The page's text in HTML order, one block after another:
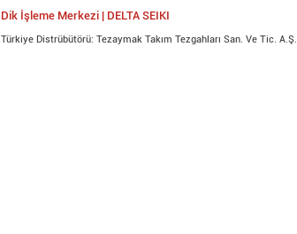
Dik İşleme Merkezi | DELTA SEIKI
Türkiye Distrübütörü: Tezaymak Takım Tezgahları San. Ve Tic. A.Ş.